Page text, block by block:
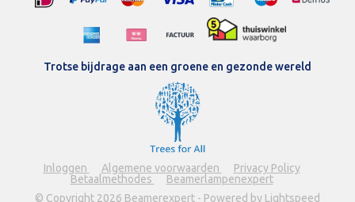
Trotse bijdrage aan een groene en gezonde wereld
Inloggen Algemene voorwaarden
Privacy Policy
Betaalmethodes
Beamerlampenexpert
© Copyright 2026 Beamerexpert - Powered by Lightspeed